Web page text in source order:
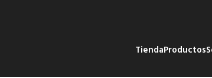
TiendaProductos